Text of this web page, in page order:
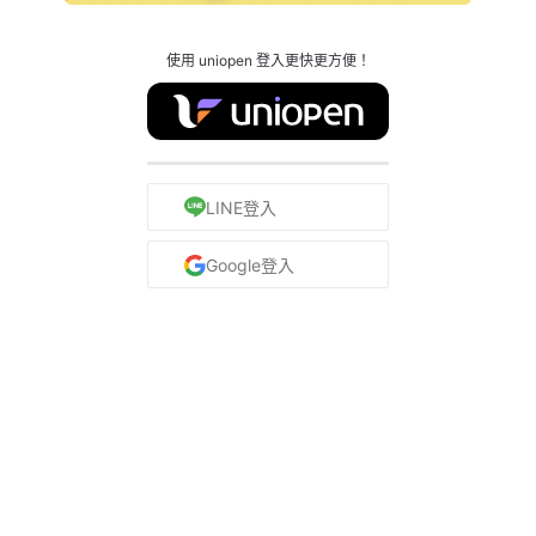
使用 uniopen 登入更快更方便！
LINE登入
Google登入